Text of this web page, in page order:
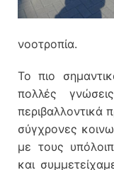
νοοτροπία.
Το πιο
πολλές
περιβαλλοντικά
σύγχρονες
με τους
και